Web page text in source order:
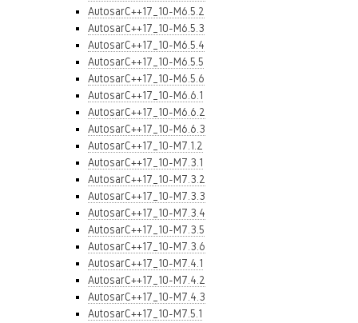
AutosarC++17_10-M6.5.2
AutosarC++17_10-M6.5.3
AutosarC++17_10-M6.5.4
AutosarC++17_10-M6.5.5
AutosarC++17_10-M6.5.6
AutosarC++17_10-M6.6.1
AutosarC++17_10-M6.6.2
AutosarC++17_10-M6.6.3
AutosarC++17_10-M7.1.2
AutosarC++17_10-M7.3.1
AutosarC++17_10-M7.3.2
AutosarC++17_10-M7.3.3
AutosarC++17_10-M7.3.4
AutosarC++17_10-M7.3.5
AutosarC++17_10-M7.3.6
AutosarC++17_10-M7.4.1
AutosarC++17_10-M7.4.2
AutosarC++17_10-M7.4.3
AutosarC++17_10-M7.5.1